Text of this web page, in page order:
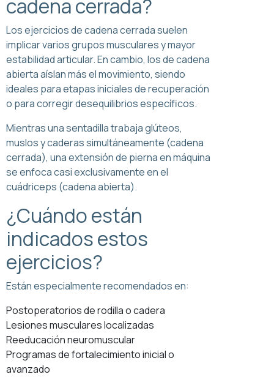
cadena cerrada?
Los ejercicios de cadena cerrada suelen
implicar varios grupos musculares y mayor
estabilidad articular. En cambio, los de cadena
abierta aíslan más el movimiento, siendo
ideales para etapas iniciales de recuperación
o para corregir desequilibrios específicos.
Mientras una sentadilla trabaja glúteos,
muslos y caderas simultáneamente (cadena
cerrada), una extensión de pierna en máquina
se enfoca casi exclusivamente en el
cuádriceps (cadena abierta).
¿Cuándo están
indicados estos
ejercicios?
Están especialmente recomendados en:
Postoperatorios de rodilla o cadera
Lesiones musculares localizadas
Reeducación neuromuscular
Programas de fortalecimiento inicial o
avanzado